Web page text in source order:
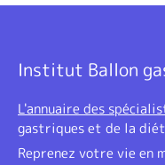
Institut Ballon
L'annuaire des
gastriques et de la
Reprenez votre vie en